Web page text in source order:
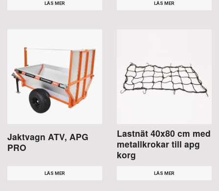
LÄS MER LÄS MER
Jaktvagn ATV, APG
PRO
LÄS MER
Lastnät 40x80 cm med
metallkrokar till apg
korg
LÄS MER